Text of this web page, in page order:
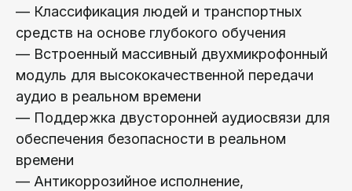
— Классификация людей и транспортных
средств на основе глубокого обучения
— Встроенный массивный двухмикрофонный
модуль для высококачественной передачи
аудио в реальном времени
— Поддержка двусторонней аудиосвязи для
обеспечения безопасности в реальном
времени
— Антикоррозийное исполнение,